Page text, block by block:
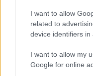
I want to allow
related to
device identifiers in
I want to allow my
Google for online
De hogy végre
gesztusról!
kiagyalóitól, még
megosztják ezt az
gondolja valaki,
Ha igen, akkor